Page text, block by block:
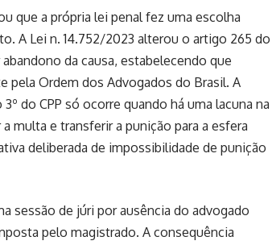
que a própria lei penal fez uma escolha
A Lei n. 14.752/2023 alterou o artigo 265 do
da causa, estabelecendo que
pela Ordem dos Advogados do Brasil. A
do CPP só ocorre quando há uma lacuna na
multa e transferir a punição para a esfera
deliberada de impossibilidade de punição
sessão de júri por ausência do advogado
pelo magistrado. A consequência